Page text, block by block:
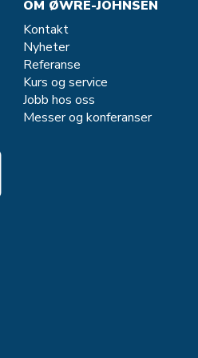
OM ØWRE-JOHNSEN
Kontakt
Nyheter
Referanse
Kurs og service
Jobb hos oss
Messer og konferanser